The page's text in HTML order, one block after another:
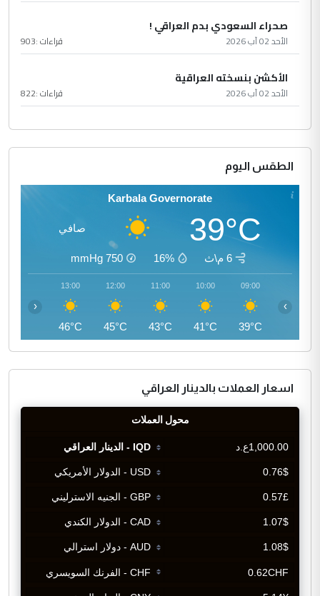
صحراء السعودي بدم العراقي !
الأحد 02 آب 2026 قراءات :903
الأكشن بنسخته العراقية
الأحد 02 آب 2026 قراءات :822
الطقس اليوم
Karbala Governorate
39°C صافي
6 م\ث 16%
750
mmHg
09:00
39°C
10:00
41°C
11:00
43°C
12:00
45°C
13:00
46°C
‹ ›
اسعار العملات بالدينار العراقي